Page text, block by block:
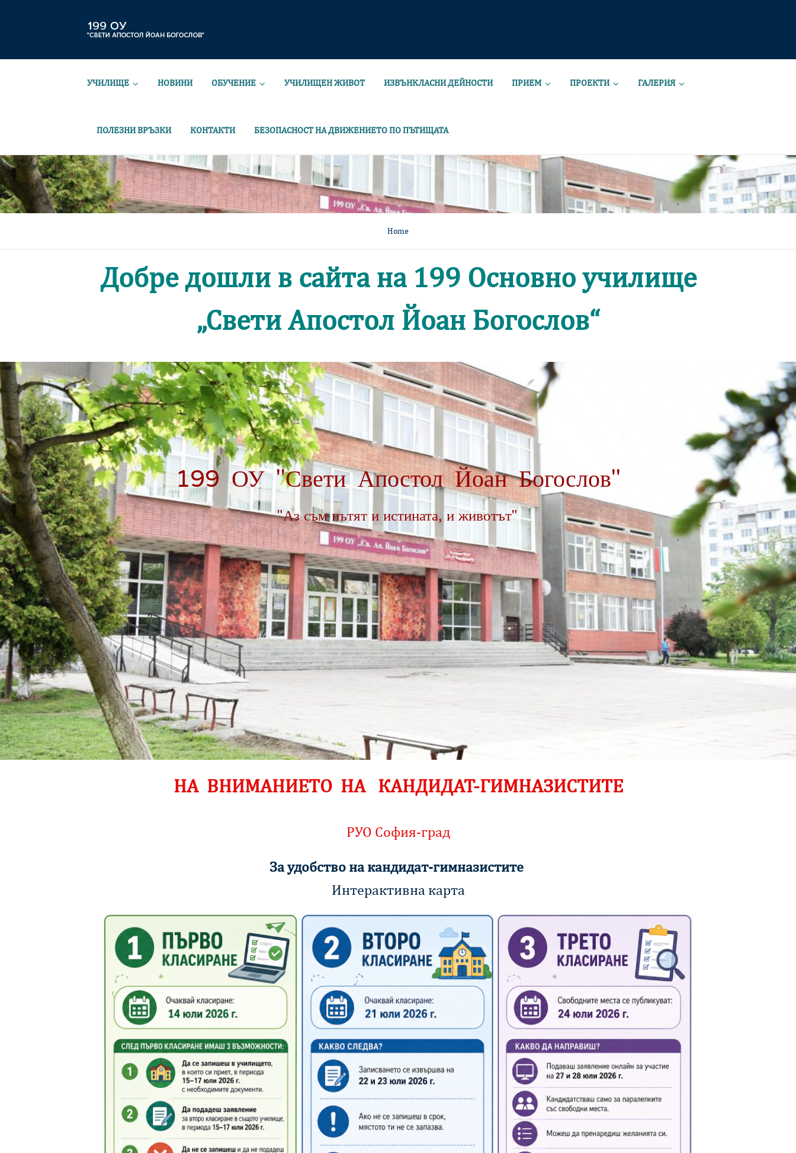
УЧИЛИЩЕ НОВИНИ ОБУЧЕНИЕ УЧИЛИЩЕН ЖИВОТ ИЗВЪНКЛАСНИ ДЕЙНОСТИ ПРИЕМ ПРОЕКТИ ГАЛЕРИЯ
ПОЛЕЗНИ ВРЪЗКИ КОНТАКТИ БЕЗОПАСНОСТ НА ДВИЖЕНИЕТО ПО ПЪТИЩАТА
Home
Добре дошли в сайта на 199 Основно училище
„Свeти Апостол Йоан Богослов“
199 ОУ "Свети Апостол Йоан Богослов"
"Аз съм пътят и истината, и животът"
НА ВНИМАНИЕТО НА КАНДИДАТ-ГИМНАЗИСТИТЕ
РУО София-град
За удобство на кандидат-гимназистите
Интерактивна карта